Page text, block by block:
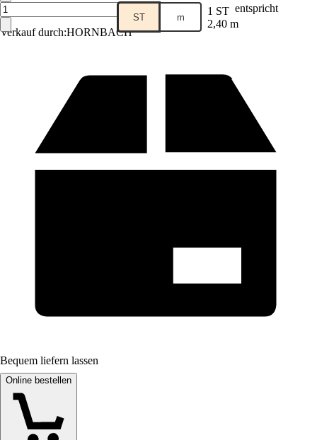
Verkauf durch:HORNBACH
ST m 1 ST entspricht
2,40 m
Bequem liefern lassen
Online bestellen